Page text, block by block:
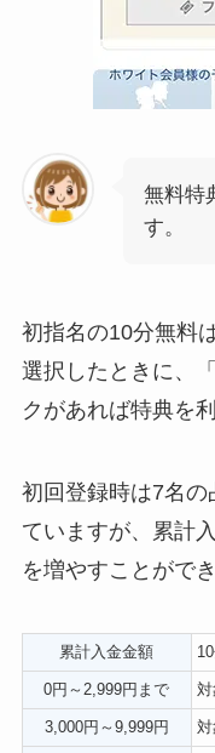
無料特
す。
初指名の10分無料
選択したときに、「
クがあれば特典を
初回登録時は7名
ていますが、累計
を増やすことができ
累計入金金額
0円～2,999円まで
3,000円～9,999円